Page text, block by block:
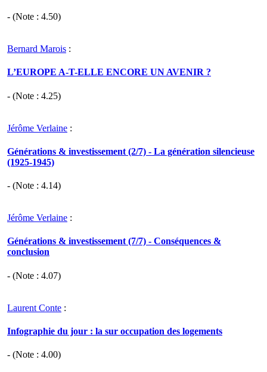
- (Note : 4.50)
Bernard Marois :
L’EUROPE A-T-ELLE ENCORE UN AVENIR ?
- (Note : 4.25)
Jérôme Verlaine :
Générations & investissement (2/7) - La génération silencieuse
(1925-1945)
- (Note : 4.14)
Jérôme Verlaine :
Générations & investissement (7/7) - Conséquences &
conclusion
- (Note : 4.07)
Laurent Conte :
Infographie du jour : la sur occupation des logements
- (Note : 4.00)